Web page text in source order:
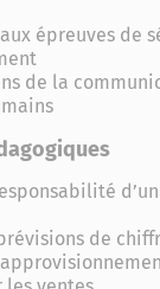
épreuves de
de la
de